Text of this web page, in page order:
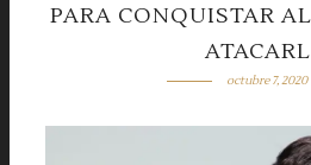
PARA CONQUISTAR
octubre 7, 2020